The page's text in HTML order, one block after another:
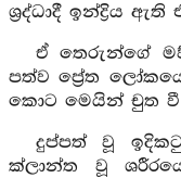
ශ්‍රද්ධාදී ඉන්ද්‍රිය
ඒ තෙරුන්ගේ
පත්ව ප්‍රේත
කොට මෙයින් චුත වී
දුප්පත් වූ
ක්ලාන්ත වූ